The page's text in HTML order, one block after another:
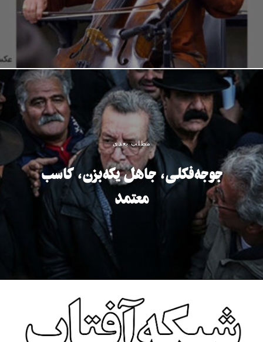
مطلب بعدی
جوجه‌فکلی، جاهل یکه‌بزن، کاسب
معتمد